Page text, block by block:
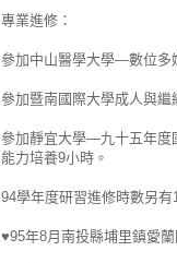
專業進修：
參加中山醫學大學—數位多
參加暨南國際大學成人與繼
參加靜宜大學—九十五年度
能力培養9小時。
94學年度研習進修時數另有
♥95年8月南投縣埔里鎮愛